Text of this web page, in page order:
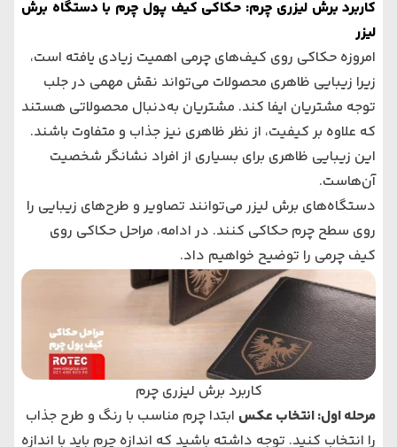
کاربرد برش لیزری چرم: حکاکی کیف پول چرم با دستگاه برش
لیزر
امروزه حکاکی روی کیف‌های چرمی اهمیت زیادی یافته است،
زیرا زیبایی ظاهری محصولات می‌تواند نقش مهمی در جلب
توجه مشتریان ایفا کند. مشتریان به‌دنبال محصولاتی هستند
که علاوه بر کیفیت، از نظر ظاهری نیز جذاب و متفاوت باشند.
این زیبایی ظاهری برای بسیاری از افراد نشانگر شخصیت
آن‌هاست.
دستگاه‌های برش لیزر می‌توانند تصاویر و طرح‌های زیبایی را
روی سطح چرم حکاکی کنند. در ادامه، مراحل حکاکی روی
کیف چرمی را توضیح خواهیم داد.
کاربرد برش لیزری چرم
مرحله اول: انتخاب عکس ابتدا چرم مناسب با رنگ و طرح جذاب
را انتخاب کنید. توجه داشته باشید که اندازه چرم باید با اندازه